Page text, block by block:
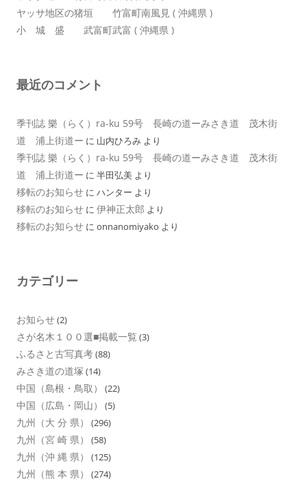
ヤッサ地区の猪垣 竹富町南風見 ( 沖縄県 )
小 城 盛 武富町武富 ( 沖縄県 )
最近のコメント
季刊誌 樂（らく）ra-ku 59号 長崎の道ーみさき道 茂木街
道 浦上街道ー に 山内ひろみ より
季刊誌 樂（らく）ra-ku 59号 長崎の道ーみさき道 茂木街
道 浦上街道ー に 半田弘美 より
移転のお知らせ に ハンター より
移転のお知らせ に 伊神正太郎 より
移転のお知らせ に onnanomiyako より
カテゴリー
お知らせ(2)
さが名木１００選■掲載一覧 (3)
ふるさと古写真考(88)
みさき道の道塚 (14)
中国（島根・鳥取） (22)
中国（広島・岡山） (5)
九州（大 分 県） (296)
九州（宮 崎 県） (58)
九州（沖 縄 県） (125)
九州（熊 本 県） (274)